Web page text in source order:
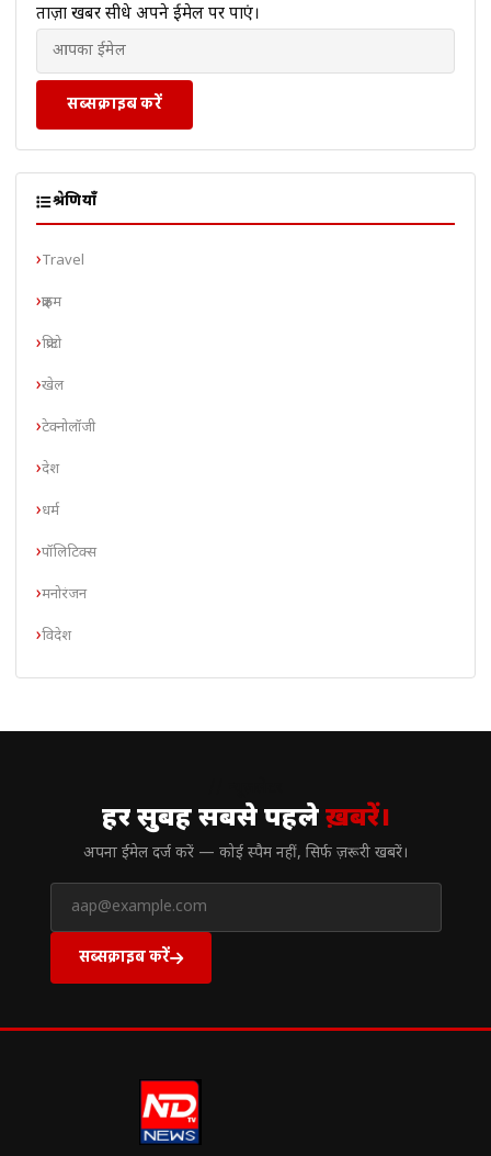
ताज़ा खबरें सीधे अपने ईमेल पर पाएं।
सब्सक्राइब करें
श्रेणियाँ
Travel
क्राइम
क्रिप्टो
खेल
टेक्नोलॉजी
देश
धर्म
पॉलिटिक्स
मनोरंजन
विदेश
हर सुबह सबसे पहलेख़बरें।
अपना ईमेल दर्ज करें — कोई स्पैम नहीं, सिर्फ ज़रूरी खबरें।
सब्सक्राइब करें